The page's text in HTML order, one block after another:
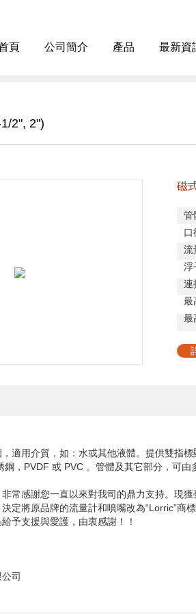
頁 公司簡介 產品 最新資
2", 2")
磁
管
口
流
浮
連
最
最
適用介質，如：水或其他液體。提供雙指
，PVDF 或 PVC 。管體及其它部分，可由
常感謝您一直以來對我司的鼎力支持。現
定將原品牌的流量計和噴嘴改為“Lorric”商
予支援與愛護，由衷感謝！！
司